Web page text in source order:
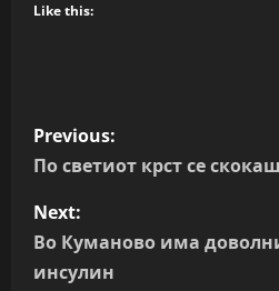
Like this:
P
o
s
t
Previous:
По светиот крст се
Next:
Во Куманово има
инсулин